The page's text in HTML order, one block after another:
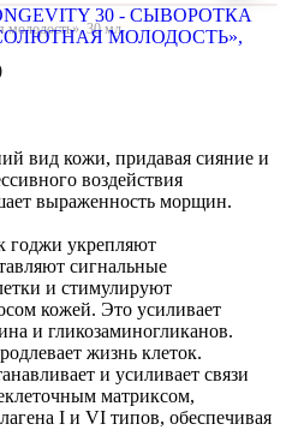
молодость», 30 мл
вид кожи, придавая сияние и
воздействия
выраженность морщин.
годжи укрепляют
сигнальные
и стимулируют
кожей. Это усиливает
и гликозаминогликанов.
жизнь клеток.
и усиливает связи
матриксом,
I и VI типов, обеспечивая